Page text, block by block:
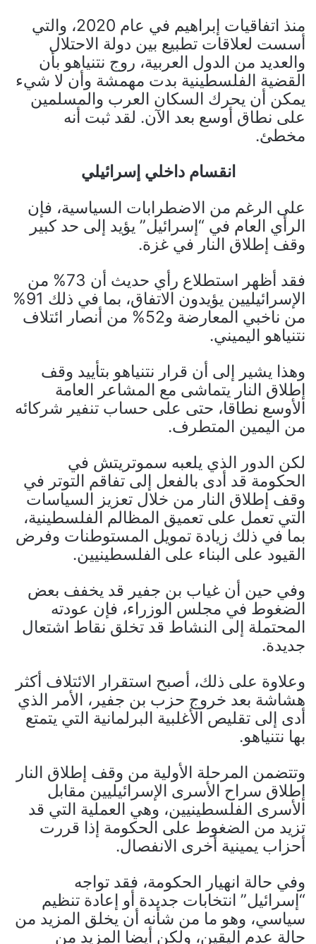
منذ اتفاقيات إبراهيم في عام 2020، والتي
أسست لعلاقات تطبيع بين دولة الاحتلال
والعديد من الدول العربية، روج نتنياهو بأن
القضية الفلسطينية بدت مهمشة وأن لا شيء
يمكن أن يحرك السكان العرب والمسلمين
على نطاق أوسع بعد الآن. لقد ثبت أنه
مخطئ.
انقسام داخلي إسرائيلي
على الرغم من الاضطرابات السياسية، فإن
الرأي العام في “إسرائيل” يؤيد إلى حد كبير
وقف إطلاق النار في غزة.
فقد أظهر استطلاع رأي حديث أن 73% من
الإسرائيليين يؤيدون الاتفاق، بما في ذلك 91%
من ناخبي المعارضة و52% من أنصار ائتلاف
نتنياهو اليميني.
وهذا يشير إلى أن قرار نتنياهو بتأييد وقف
إطلاق النار يتماشى مع المشاعر العامة
الأوسع نطاقا، حتى على حساب تنفير شركائه
من اليمين المتطرف.
لكن الدور الذي يلعبه سموتريتش في
الحكومة قد أدى بالفعل إلى تفاقم التوتر في
وقف إطلاق النار من خلال تعزيز السياسات
التي تعمل على تعميق المظالم الفلسطينية،
بما في ذلك زيادة تمويل المستوطنات وفرض
القيود على البناء على الفلسطينيين.
وفي حين أن غياب بن جفير قد يخفف بعض
الضغوط في مجلس الوزراء، فإن عودته
المحتملة إلى النشاط قد تخلق نقاط اشتعال
جديدة.
وعلاوة على ذلك، أصبح استقرار الائتلاف أكثر
هشاشة بعد خروج حزب بن جفير، الأمر الذي
أدى إلى تقليص الأغلبية البرلمانية التي يتمتع
بها نتنياهو.
وتتضمن المرحلة الأولية من وقف إطلاق النار
إطلاق سراح الأسرى الإسرائيليين مقابل
الأسرى الفلسطينيين، وهي العملية التي قد
تزيد من الضغوط على الحكومة إذا قررت
أحزاب يمينية أخرى الانفصال.
وفي حالة انهيار الحكومة، فقد تواجه
“إسرائيل” انتخابات جديدة أو إعادة تنظيم
سياسي، وهو ما من شأنه أن يخلق المزيد من
حالة عدم اليقين، ولكن أيضا المزيد من